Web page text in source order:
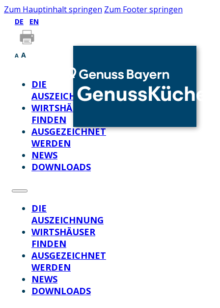
Zum Hauptinhalt springen Zum Footer springen
DE EN
A A
DIE
AUSZEICHNUNG
WIRTSHÄUSER
FINDEN
AUSGEZEICHNET
WERDEN
NEWS
DOWNLOADS
DIE
AUSZEICHNUNG
WIRTSHÄUSER
FINDEN
AUSGEZEICHNET
WERDEN
NEWS
DOWNLOADS